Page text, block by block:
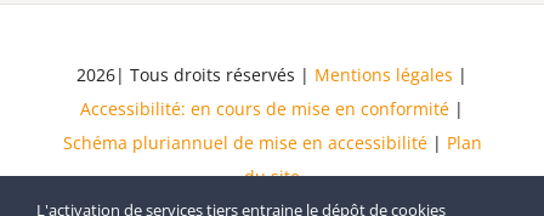
2026| Tous droits réservés | Mentions légales |
Accessibilité: en cours de mise en conformité |
Schéma pluriannuel de mise en accessibilité | Plan
du site
L'activation de services tiers entraine le dépôt de cookies